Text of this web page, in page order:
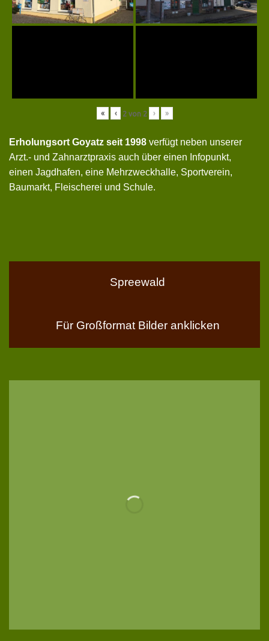
« ‹ 2von 2 › »
Erholungsort Goyatz seit 1998 verfügt neben unserer
Arzt.- und Zahnarztpraxis auch über einen Infopunkt,
einen Jagdhafen, eine Mehrzweckhalle, Sportverein,
Baumarkt, Fleischerei und Schule.
Spreewald
Für Großformat Bilder anklicken